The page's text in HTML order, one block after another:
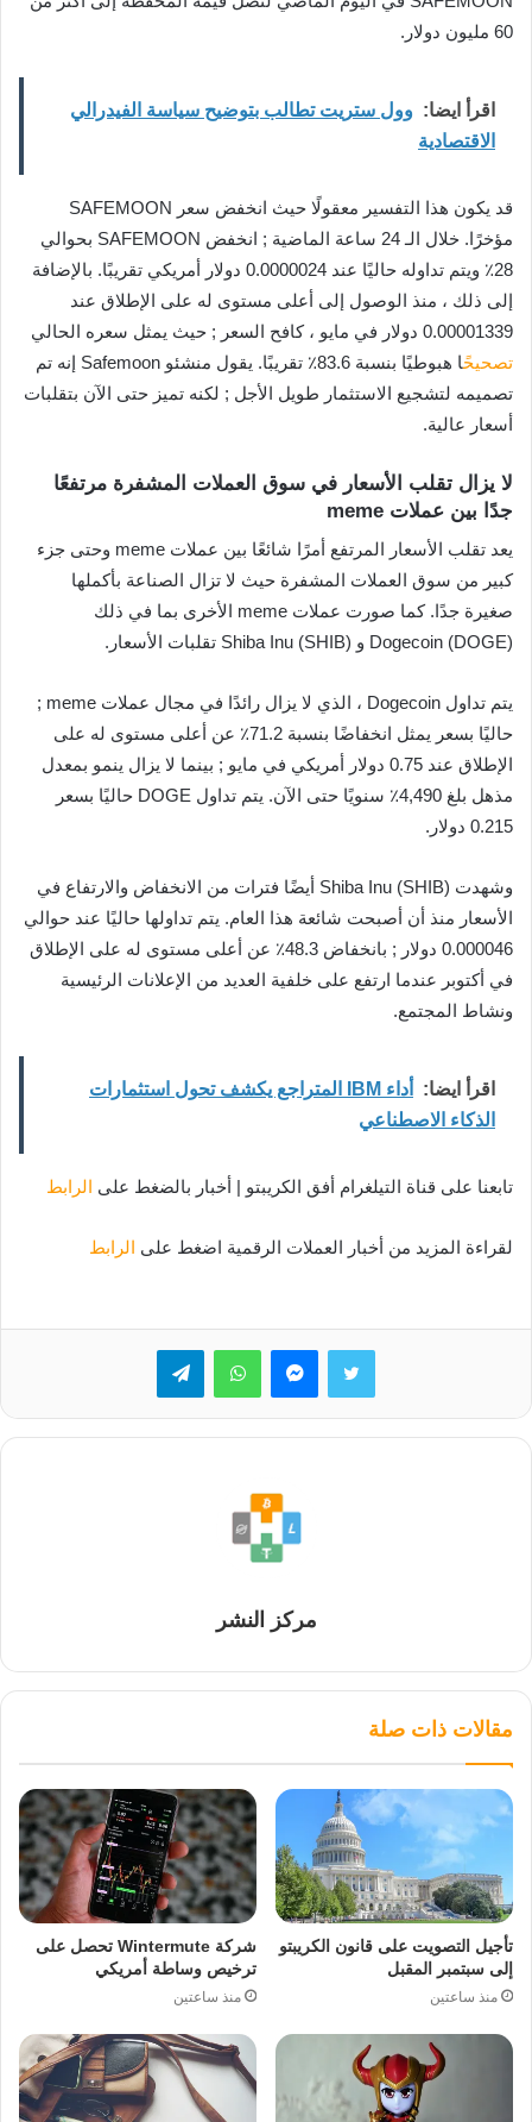
60 مليون دولار.
اقرأ ايضا: وول ستريت تطالب بتوضيح سياسة الفيدرالي
الاقتصادية
قد يكون هذا التفسير معقولًا حيث انخفض سعر SAFEMOON
مؤخرًا. خلال الـ 24 ساعة الماضية ; انخفض SAFEMOON بحوالي
28٪ ويتم تداوله حاليًا عند 0.0000024 دولار أمريكي تقريبًا. بالإضافة
إلى ذلك ، منذ الوصول إلى أعلى مستوى له على الإطلاق عند
0.00001339 دولار في مايو ، كافح السعر ; حيث يمثل سعره الحالي
تصحيح
ًا هبوطيًا بنسبة 83.6٪ تقريبًا. يقول منشئو Safemoon إنه تم
تصميمه لتشجيع الاستثمار طويل الأجل ; لكنه تميز حتى الآن بتقلبات
أسعار عالية.
لا يزال تقلب الأسعار في سوق العملات المشفرة مرتفعًا
جدًا بين عملات meme
يعد تقلب الأسعار المرتفع أمرًا شائعًا بين عملات meme وحتى جزء
كبير من سوق العملات المشفرة حيث لا تزال الصناعة بأكملها
صغيرة جدًا. كما صورت عملات meme الأخرى بما في ذلك
Dogecoin (DOGE) و Shiba Inu (SHIB) تقلبات الأسعار.
يتم تداول Dogecoin ، الذي لا يزال رائدًا في مجال عملات meme ;
حاليًا بسعر يمثل انخفاضًا بنسبة 71.2٪ عن أعلى مستوى له على
الإطلاق عند 0.75 دولار أمريكي في مايو ; بينما لا يزال ينمو بمعدل
مذهل بلغ 4,490٪ سنويًا حتى الآن. يتم تداول DOGE حاليًا بسعر
0.215 دولار.
وشهدت Shiba Inu (SHIB) أيضًا فترات من الانخفاض والارتفاع في
الأسعار منذ أن أصبحت شائعة هذا العام. يتم تداولها حاليًا عند حوالي
0.000046 دولار ; بانخفاض 48.3٪ عن أعلى مستوى له على الإطلاق
في أكتوبر عندما ارتفع على خلفية العديد من الإعلانات الرئيسية
ونشاط المجتمع.
اقرأ ايضا:
أداء IBM المتراجع يكشف تحول استثمارات
الذكاء الاصطناعي
تابعنا على قناة التيلغرام أفق الكريبتو | أخبار بالضغط على الرابط
لقراءة المزيد من أخبار العملات الرقمية اضغط على الرابط
تويتر ماسنجرواتساب تيلقرام
مركز النشر
مقالات ذات صلة
تأجيل التصويت على قانون الكريبتو
إلى سبتمبر المقبل
منذ ساعتين
شركة Wintermute تحصل على
ترخيص وساطة أمريكي
منذ ساعتين